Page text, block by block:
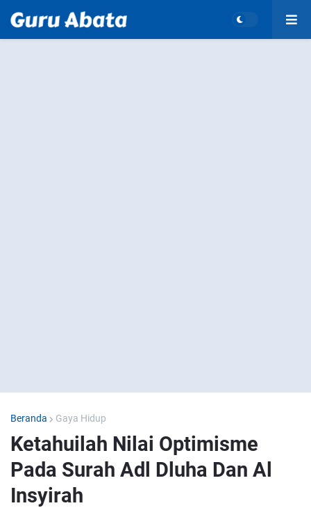
Beranda Gaya Hidup
Ketahuilah Nilai Optimisme
Pada Surah Adl Dluha Dan Al
Insyirah